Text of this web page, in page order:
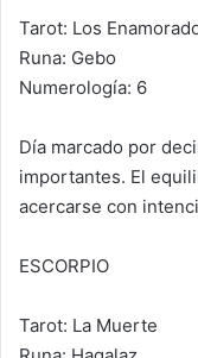
Tarot: Los
Runa: Gebo
Numerología: 6
Día marcado por
importantes. El
acercarse con
ESCORPIO
Tarot: La Muerte